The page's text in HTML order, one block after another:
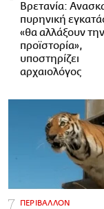
Βρετανία:
πυρηνική
«θα αλλάξουν την
προϊστορία»,
υποστηρίζει
αρχαιολόγος
ΠΕΡΙΒΑΛΛΟΝ